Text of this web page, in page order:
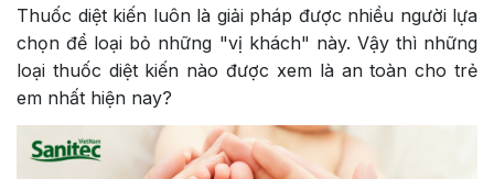
Thuốc diệt kiến luôn là giải pháp được nhiều người lựa
chọn để loại bỏ những "vị khách" này. Vậy thì những
loại thuốc diệt kiến nào được xem là an toàn cho trẻ
em nhất hiện nay?